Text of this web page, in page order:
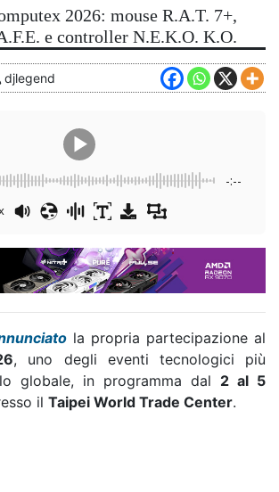
2026: mouse R.A.T. 7+,
e controller N.E.K.O. K.O.
djlegend
-:--
la propria partecipazione al
, uno degli eventi tecnologici più
globale, in programma dal 2 al 5
il Taipei World Trade Center.